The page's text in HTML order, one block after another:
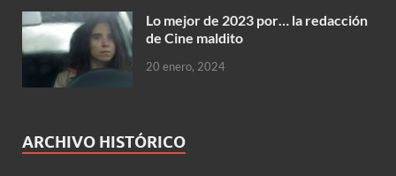
Lo mejor de 2023 por… la redacción
de Cine maldito
20 enero, 2024
ARCHIVO HISTÓRICO